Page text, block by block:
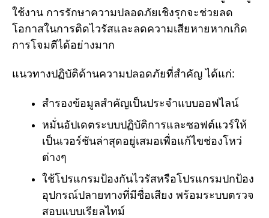
ใช้งาน การรักษาความปลอดภัยเชิงรุกจะช่วยลด
โอกาสในการติดไวรัสและลดความเสียหายหากเกิด
การโจมตีได้อย่างมาก
แนวทางปฏิบัติด้านความปลอดภัยที่สำคัญ ได้แก่:
สำรองข้อมูลสำคัญเป็นประจำแบบออฟไลน์
หมั่นอัปเดตระบบปฏิบัติการและซอฟต์แวร์ให้
เป็นเวอร์ชันล่าสุดอยู่เสมอเพื่อแก้ไขช่องโหว่
ต่างๆ
ใช้โปรแกรมป้องกันไวรัสหรือโปรแกรมปกป้อง
อุปกรณ์ปลายทางที่มีชื่อเสียง พร้อมระบบตรวจ
สอบแบบเรียลไทม์